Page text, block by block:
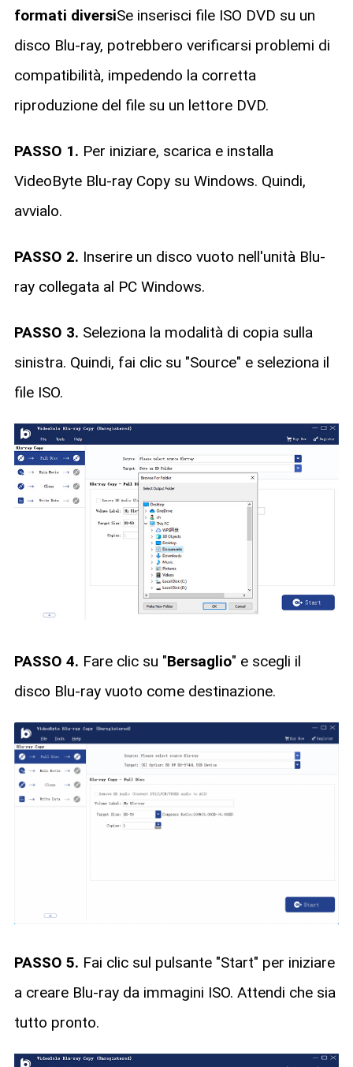
formati diversiSe inserisci file ISO DVD su un
disco Blu-ray, potrebbero verificarsi problemi di
compatibilità, impedendo la corretta
riproduzione del file su un lettore DVD.
PASSO 1. Per iniziare, scarica e installa
VideoByte Blu-ray Copy su Windows. Quindi,
avvialo.
PASSO 2. Inserire un disco vuoto nell'unità Blu-
ray collegata al PC Windows.
PASSO 3. Seleziona la modalità di copia sulla
sinistra. Quindi, fai clic su "Source" e seleziona il
file ISO.
PASSO 4. Fare clic su "Bersaglio" e scegli il
disco Blu-ray vuoto come destinazione.
PASSO 5. Fai clic sul pulsante "Start" per iniziare
a creare Blu-ray da immagini ISO. Attendi che sia
tutto pronto.